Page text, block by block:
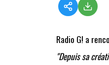
Radio G! a
"Depuis sa